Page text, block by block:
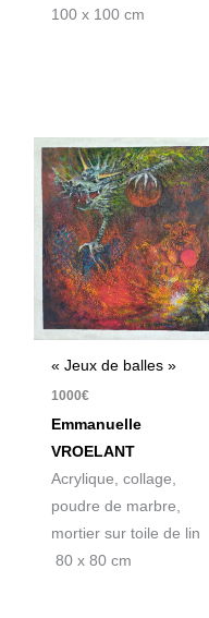
100 x 100 cm
« Jeux de balles »
1000€
Emmanuelle
VROELANT
Acrylique, collage,
poudre de marbre,
mortier sur toile de lin
80 x 80 cm